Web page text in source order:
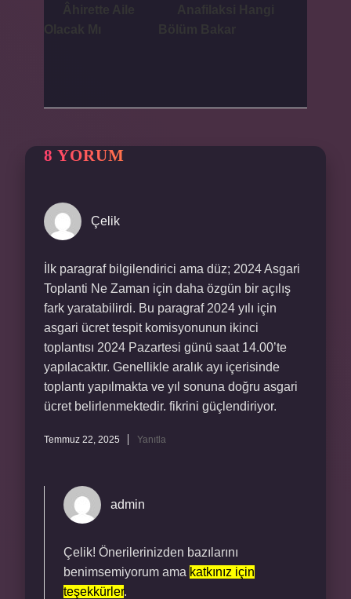
8 YORUM
Çelik
İlk paragraf bilgilendirici ama düz; 2024 Asgari
Toplanti Ne Zaman için daha özgün bir açılış
fark yaratabilirdi. Bu paragraf 2024 yılı için
asgari ücret tespit komisyonunun ikinci
toplantısı 2024 Pazartesi günü saat 14.00’te
yapılacaktır. Genellikle aralık ayı içerisinde
toplantı yapılmakta ve yıl sonuna doğru asgari
ücret belirlenmektedir. fikrini güçlendiriyor.
Temmuz 22, 2025 Yanıtla
admin
Çelik! Önerilerinizden bazılarını
benimsemiyorum ama katkınız için
teşekkürler.